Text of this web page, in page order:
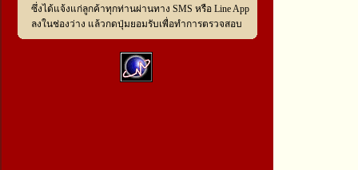
ซึ่งได้แจ้งแก่ลูกค้าทุกท่านผ่านทาง SMS หรือ Line App
ลงในช่องว่าง แล้วกดปุ่มยอมรับเพื่อทำการตรวจสอบ